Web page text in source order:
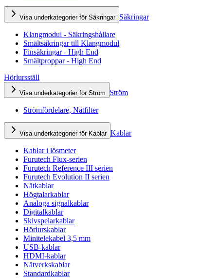
Visa underkategorier för Säkringar Säkringar
Klangmodul - Säkringshållare
Smältsäkringar till Klangmodul
Finsäkringar - High End
Smältproppar - High End
Hörlursställ
Visa underkategorier för Ström Ström
Strömfördelare, Nätfilter
Visa underkategorier för Kablar Kablar
Kablar i lösmeter
Furutech Flux-serien
Furutech Reference III serien
Furutech Evolution II serien
Nätkablar
Högtalarkablar
Analoga signalkablar
Digitalkablar
Skivspelarkablar
Hörlurskablar
Minitelekabel 3,5 mm
USB-kablar
HDMI-kablar
Nätverkskablar
Standardkablar